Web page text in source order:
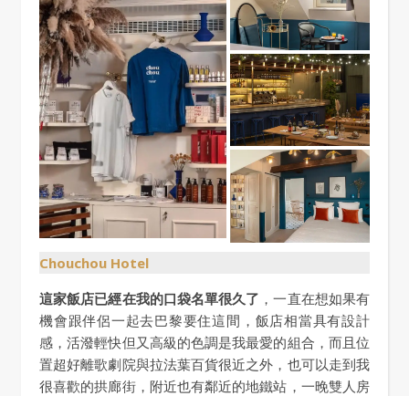
Chouchou Hotel
這家飯店已經在我的口袋名單很久了 ，一直在想如果有
機會跟伴侶一起去巴黎要住這間，飯店相當具有設計
感，活潑輕快但又高級的色調是我最愛的組合，而且位
置超好離歌劇院與拉法葉百貨很近之外，也可以走到我
很喜歡的拱廊街，附近也有鄰近的地鐵站，一晚雙人房